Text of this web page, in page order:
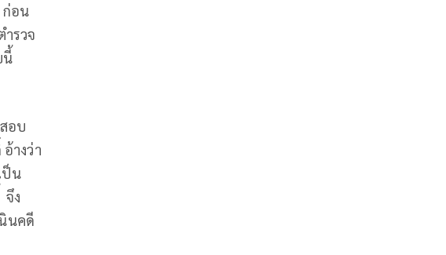
ก่อน
รวจ
นี้
อบ
างว่า
ป็น
จึง
นคดี